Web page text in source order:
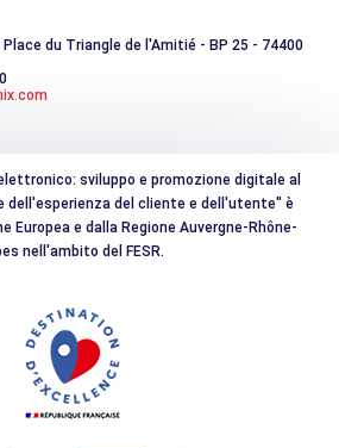
du Triangle de l'Amitié - BP 25 - 74400
sviluppo e promozione digitale al
dell'esperienza del cliente e dell'utente" è
Europea e dalla Regione Auvergne-Rhône-
nell'ambito del FESR.